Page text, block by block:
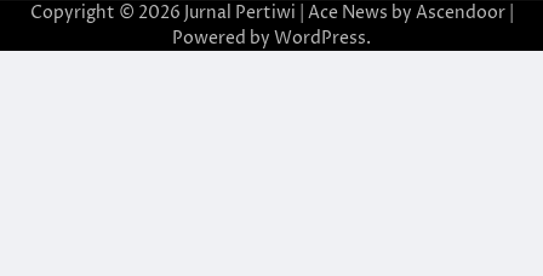
Copyright © 2026 Jurnal Pertiwi | Ace News by Ascendoor|
Powered by WordPress.